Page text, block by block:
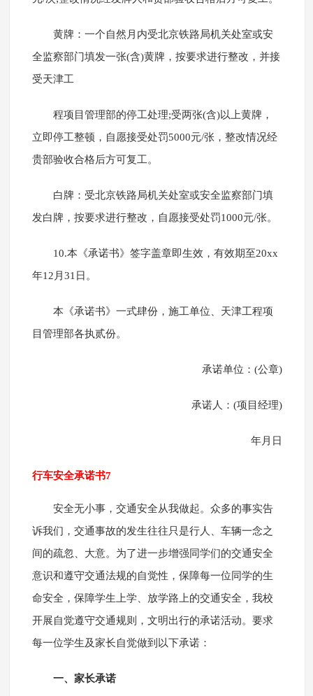
黄牌：一个自然月内受北京铁路局机关处室或安
全监察部门填发一张(含)黄牌，按要求进行整改，并接
受天津工
程项目管理部的停工处理;受两张(含)以上黄牌，
立即停工整顿，自愿接受处罚5000元/张，整改情况经
贵部验收合格后方可复工。
白牌：受北京铁路局机关处室或安全监察部门填
发白牌，按要求进行整改，自愿接受处罚1000元/张。
10.本《承诺书》签字盖章即生效，有效期至20xx
年12月31日。
本《承诺书》一式肆份，施工单位、天津工程项
目管理部各执贰份。
承诺单位：(公章)
承诺人：(项目经理)
年月日
行车安全承诺书7
安全无小事，交通安全从我做起。众多的事实告
诉我们，交通事故的发生往往只是行人、车辆一念之
间的疏忽、大意。为了进一步增强同学们的交通安全
意识和遵守交通法规的自觉性，保障每一位同学的生
命安全，保障学生上学、放学路上的交通安全，我校
开展自觉遵守交通规则，文明出行的承诺活动。要求
每一位学生及家长自觉做到以下承诺：
一、家长承诺